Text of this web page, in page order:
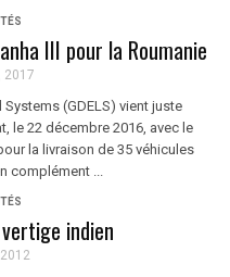
III pour la Roumanie
2017
(GDELS) vient juste
le 22 décembre 2016, avec le
la livraison de 35 véhicules
complément ...
indien